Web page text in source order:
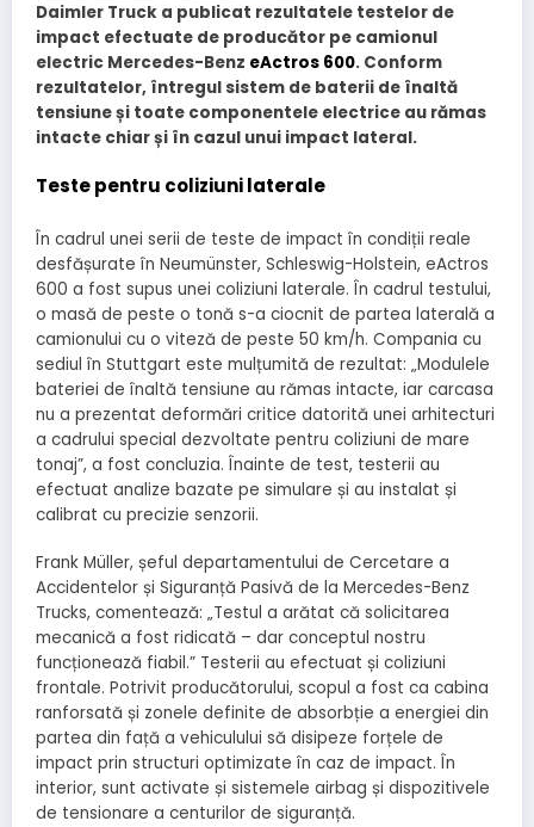
Daimler Truck a publicat rezultatele testelor de
impact efectuate de producător pe camionul
electric Mercedes-Benz eActros 600. Conform
rezultatelor, întregul sistem de baterii de înaltă
tensiune și toate componentele electrice au rămas
intacte chiar și în cazul unui impact lateral.
Teste pentru coliziuni laterale
În cadrul unei serii de teste de impact în condiții reale
desfășurate în Neumünster, Schleswig-Holstein, eActros
600 a fost supus unei coliziuni laterale. În cadrul testului,
o masă de peste o tonă s-a ciocnit de partea laterală a
camionului cu o viteză de peste 50 km/h. Compania cu
sediul în Stuttgart este mulțumită de rezultat: „Modulele
bateriei de înaltă tensiune au rămas intacte, iar carcasa
nu a prezentat deformări critice datorită unei arhitecturi
a cadrului special dezvoltate pentru coliziuni de mare
tonaj”, a fost concluzia. Înainte de test, testerii au
efectuat analize bazate pe simulare și au instalat și
calibrat cu precizie senzorii.
Frank Müller, șeful departamentului de Cercetare a
Accidentelor și Siguranță Pasivă de la Mercedes-Benz
Trucks, comentează: „Testul a arătat că solicitarea
mecanică a fost ridicată – dar conceptul nostru
funcționează fiabil.” Testerii au efectuat și coliziuni
frontale. Potrivit producătorului, scopul a fost ca cabina
ranforsată și zonele definite de absorbție a energiei din
partea din față a vehiculului să disipeze forțele de
impact prin structuri optimizate în caz de impact. În
interior, sunt activate și sistemele airbag și dispozitivele
de tensionare a centurilor de siguranță.